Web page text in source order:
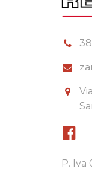
P. Iva